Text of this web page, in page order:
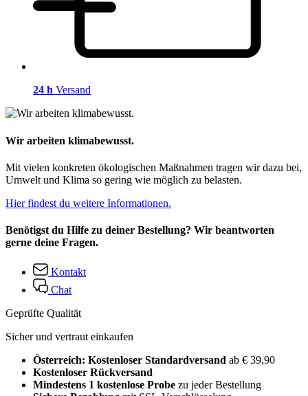
24 h Versand
Wir arbeiten klimabewusst.
Mit vielen konkreten ökologischen Maßnahmen tragen wir dazu bei,
Umwelt und Klima so gering wie möglich zu belasten.
Hier findest du weitere Informationen.
Benötigst du Hilfe zu deiner Bestellung? Wir beantworten
gerne deine Fragen.
Kontakt
Chat
Geprüfte Qualität
Sicher und vertraut einkaufen
Österreich: Kostenloser Standardversand ab € 39,90
Kostenloser Rückversand
Mindestens 1 kostenlose Probe zu jeder Bestellung